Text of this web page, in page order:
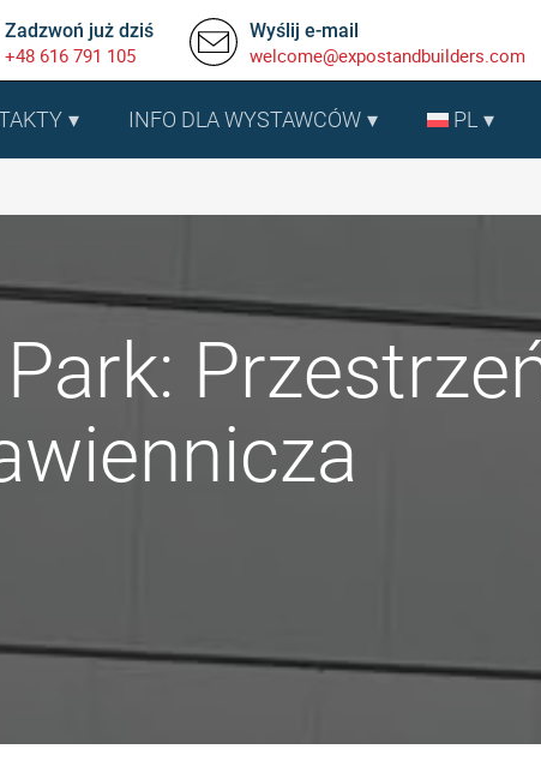
Zadzwoń już dziś
+48 616 791 105
Wyślij e-mail
welcome@expostandbuilders.com
INFO DLA WYSTAWCÓW PL